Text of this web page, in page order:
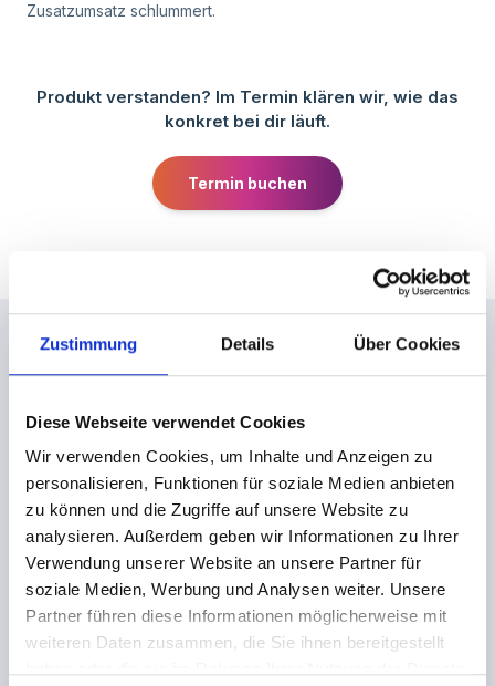
Zustimmung Details Über Cookies
Diese Webseite verwendet Cookies
Wir verwenden Cookies, um Inhalte und Anzeigen zu
personalisieren, Funktionen für soziale Medien anbieten
zu können und die Zugriffe auf unsere Website zu
analysieren. Außerdem geben wir Informationen zu Ihrer
Verwendung unserer Website an unsere Partner für
soziale Medien, Werbung und Analysen weiter. Unsere
Partner führen diese Informationen möglicherweise mit
weiteren Daten zusammen, die Sie ihnen bereitgestellt
Zusatzumsatz schlummert.
Produkt verstanden? Im Termin klären wir, wie das
konkret bei dir läuft.
Termin buchen
Anbieter, die schon
umgestellt haben.
Ein Einblick in Einrichtungen, die bereits erfolgreich
umgestellt haben.
Körperhandwerk Florian Beck
Florian Beck
Geschäftsführer
„Aus wirtschaftlicher Sicht bist du doof, wenn
du das nicht machst."